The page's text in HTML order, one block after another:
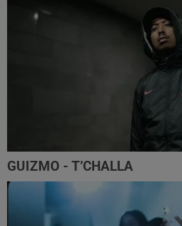
GUIZMO - T’CHALLA